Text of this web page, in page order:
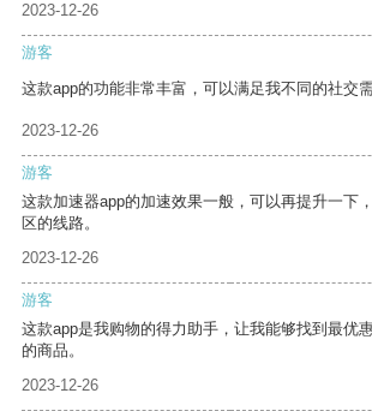
2023-12-26
游客
这款app的功能非常丰富，可以满足我不同的社交需
2023-12-26
游客
这款加速器app的加速效果一般，可以再提升一下
区的线路。
2023-12-26
游客
这款app是我购物的得力助手，让我能够找到最优
的商品。
2023-12-26